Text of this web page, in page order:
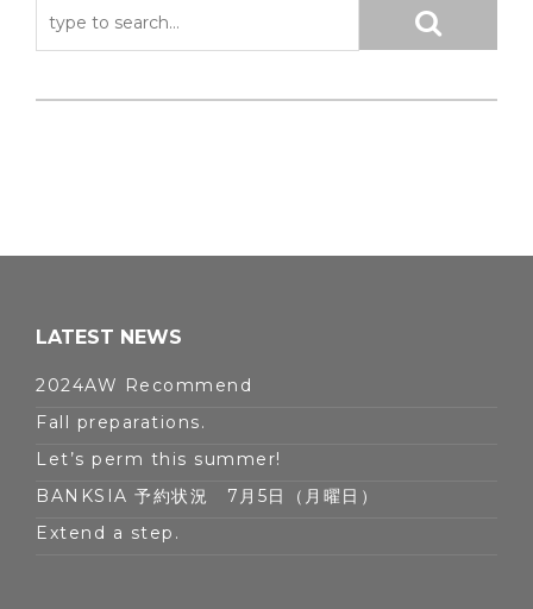
LATEST NEWS
2024AW Recommend
Fall preparations.
Let’s perm this summer!
BANKSIA 予約状況 7月5日（月曜日）
Extend a step.